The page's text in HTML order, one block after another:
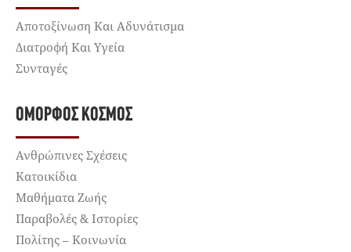
Αποτοξίνωση Και Αδυνάτισμα
Διατροφή Και Υγεία
Συνταγές
ΌΜΟΡΦΟΣ ΚΌΣΜΟΣ
Ανθρώπινες Σχέσεις
Κατοικίδια
Μαθήματα Ζωής
Παραβολές & Ιστορίες
Πολίτης – Κοινωνία